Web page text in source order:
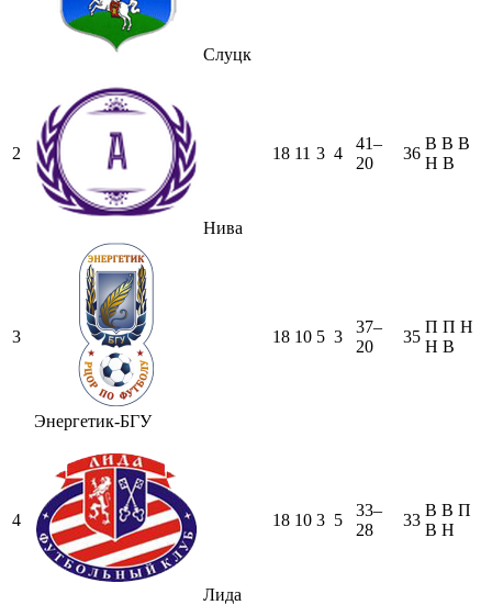
Слуцк
2
Нива
18 11 3 4
41–
20
36
В В В
Н В
3
Энергетик-БГУ
18 10 5 3
37–
20
35
П П Н
Н В
4
Лида
18 10 3 5
33–
28
33
В В П
В Н